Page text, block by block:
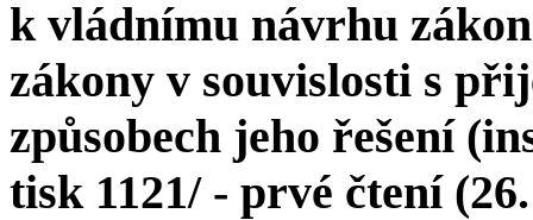
k vládnímu návrhu
zákony v souvislosti s
způsobech jeho řešení
tisk 1121/ - prvé čtení